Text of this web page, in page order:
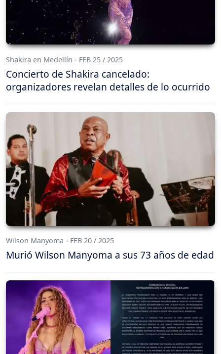
Shakira en Medellín - FEB 25 / 2025
Concierto de Shakira cancelado:
organizadores revelan detalles de lo ocurrido
Wilson Manyoma - FEB 20 / 2025
Murió Wilson Manyoma a sus 73 años de edad